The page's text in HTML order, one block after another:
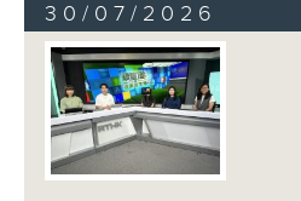
30/07/2026